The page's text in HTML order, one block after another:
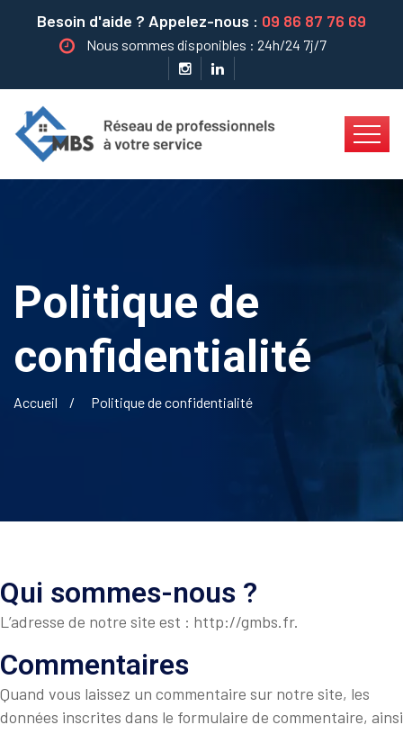
Besoin d'aide ? Appelez-nous : 09 86 87 76 69
Nous sommes disponibles : 24h/24 7j/7
Politique de
confidentialité
Accueil Politique de confidentialité
Qui sommes-nous ?
L’adresse de notre site est : http://gmbs.fr.
Commentaires
Quand vous laissez un commentaire sur notre site, les
données inscrites dans le formulaire de commentaire, ainsi